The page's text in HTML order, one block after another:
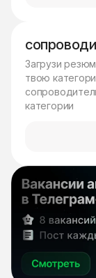
Загрузи
твою
категории